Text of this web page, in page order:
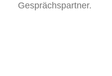
Gesprächspartner.